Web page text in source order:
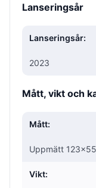
Lanseringsår
Lanseringsår:
2023
Mått, vikt och
Mått:
Uppmätt
Vikt: